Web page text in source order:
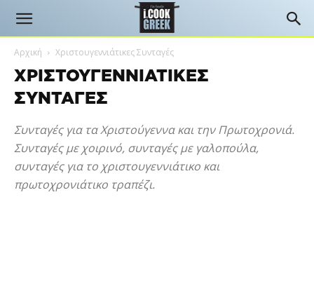
Αρχική Χριστουγεννιάτικες Συνταγές
ΧΡΙΣΤΟΥΓΕΝΝΙΆΤΙΚΕΣ
ΣΥΝΤΑΓΈΣ
Συνταγές για τα Χριστούγεννα και την Πρωτοχρονιά.
Συνταγές με χοιρινό, συνταγές με γαλοπούλα,
συνταγές για το χριστουγεννιάτικο και
πρωτοχρονιάτικο τραπέζι.